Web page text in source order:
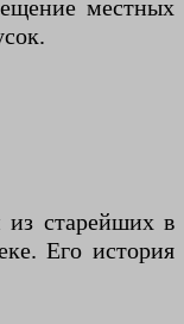
местных
из старейших в
Его история